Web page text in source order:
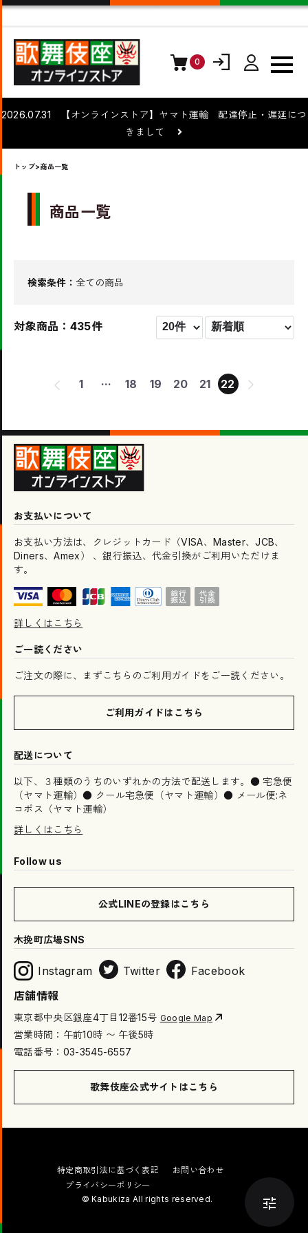
0
ログイン
2026.07.31 【オンラインストア】ヤマト運輸 配達停止・遅延につ
きまして
トップ>商品一覧
商品一覧
検索条件： 全ての商品
対象商品：435件
1 ... 18 19 20 21 22
お支払いについて
お支払い方法は、クレジットカード（VISA、Master、JCB、
Diners、Amex） 、銀行振込、代金引換がご利用いただけま
す。
詳しくはこちら
ご一読ください
ご注文の際に、まずこちらのご利用ガイドをご一読ください。
ご利用ガイドはこちら
配送について
以下、３種類のうちのいずれかの方法で配送します。● 宅急便
（ヤマト運輸）● クール宅急便（ヤマト運輸）● メール便:ネ
コポス（ヤマト運輸）
詳しくはこちら
Follow us
公式LINEの登録はこちら
木挽町広場SNS
Instagram Twitter
Facebook
店舗情報
東京都中央区銀座4丁目12番15号 Google Map
営業時間：午前10時 〜 午後5時
電話番号：03-3545-6557
歌舞伎座公式サイトはこちら
特定商取引法に基づく表記
プライバシーポリシー
お問い合わせ
© Kabukiza All rights reserved.